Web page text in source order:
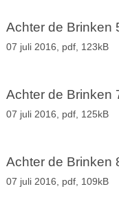
Achter de Brinken
07 juli 2016, pdf, 123kB
Achter de Brinken
07 juli 2016, pdf, 125kB
Achter de Brinken
07 juli 2016, pdf, 109kB